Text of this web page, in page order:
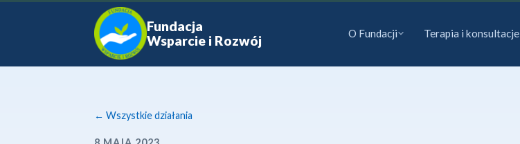
Fundacja
Wsparcie i Rozwój
O Fundacji Terapia i konsultacje
← Wszystkie działania